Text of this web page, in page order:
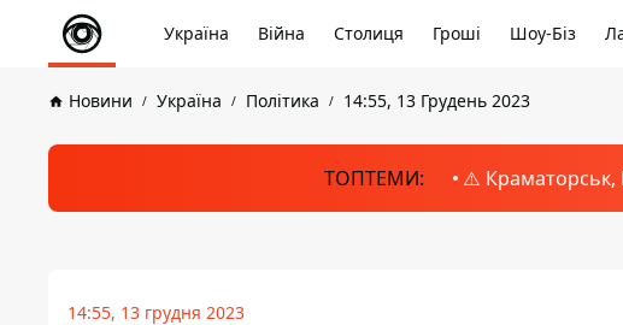
Україна Війна Столиця Гроші Шоу-Біз
Новини Україна Політика 14:55, 13 Грудень 2023
ТОПТЕМИ: ⚠️ Краматорськ,
14:55, 13 грудня 2023